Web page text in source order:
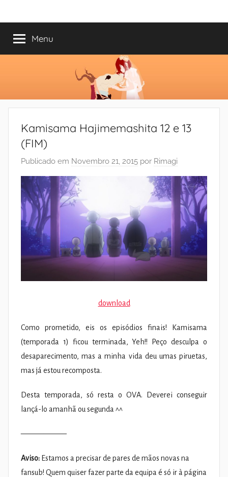
paraMundo
do
anos
a
romances
Menu
Kamisama Hajimemashita 12 e 13
(FIM)
Publicado em Novembro 21, 2015 por Rimagi
download
Como prometido, eis os episódios finais! Kamisama
(temporada 1) ficou terminada, Yeh!! Peço desculpa o
desaparecimento, mas a minha vida deu umas piruetas,
mas já estou recomposta.
Desta temporada, só resta o OVA. Deverei conseguir
lançá-lo amanhã ou segunda ^^
——————
Aviso: Estamos a precisar de pares de mãos novas na
fansub! Quem quiser fazer parte da equipa é só ir à página